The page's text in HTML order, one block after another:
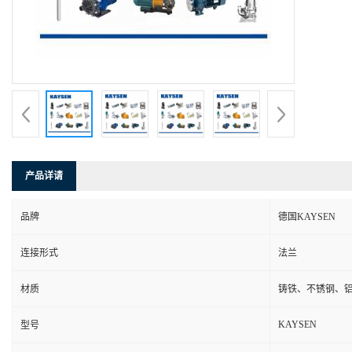
产品详请
品牌 德国KAYSEN
连接形式 法兰
材质 铸铁、不锈钢、
型号 KAYSEN